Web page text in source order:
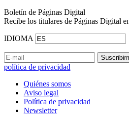
Boletín de Páginas Digital
Recibe los titulares de Páginas Digital
IDIOMA
política de privacidad
Quiénes somos
Aviso legal
Política de privacidad
Newsletter